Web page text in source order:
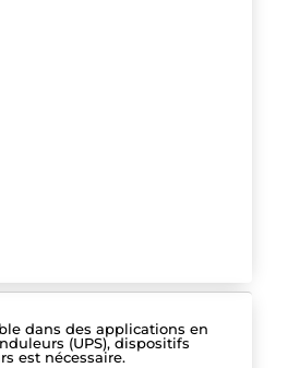
dans des applications en
(UPS), dispositifs
est nécessaire.